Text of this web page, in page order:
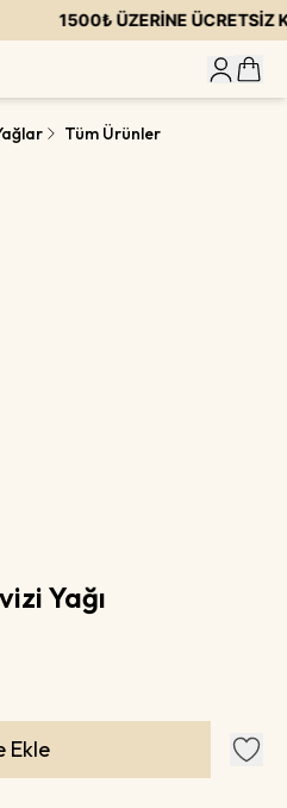
1500₺ ÜZERİNE ÜCRETSİZ
Tüm Ürünler
Yağı
Ekle